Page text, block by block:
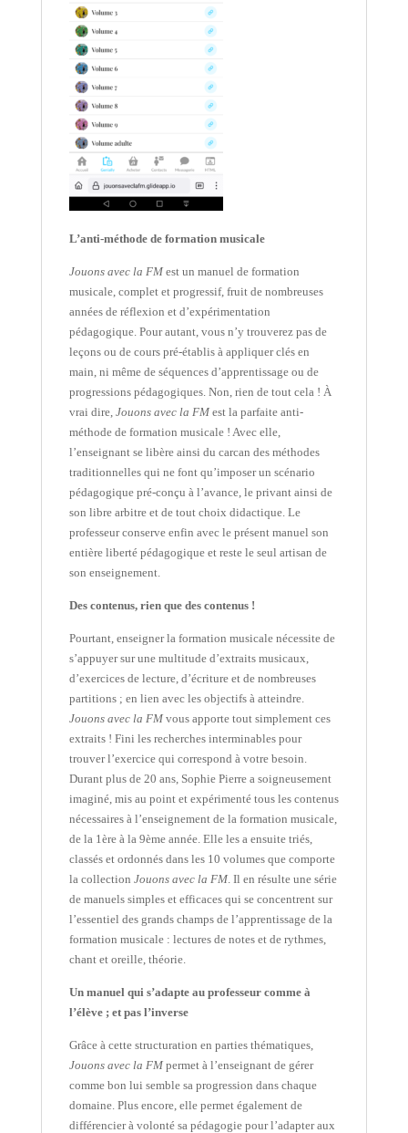
L’anti-méthode de formation musicale
Jouons avec la FMest un manuel de formation
musicale, complet et progressif, fruit de nombreuses
années de réflexion et d’expérimentation
pédagogique. Pour autant, vous n’y trouverez pas de
leçons ou de cours pré-établis à appliquer clés en
main, ni même de séquences d’apprentissage ou de
progressions pédagogiques. Non, rien de tout cela ! À
vrai dire, Jouons avec la FMest la parfaite anti-
méthode de formation musicale ! Avec elle,
l’enseignant se libère ainsi du carcan des méthodes
traditionnelles qui ne font qu’imposer un scénario
pédagogique pré-conçu à l’avance, le privant ainsi de
son libre arbitre et de tout choix didactique. Le
professeur conserve enfin avec le présent manuel son
entière liberté pédagogique et reste le seul artisan de
son enseignement.
Des contenus, rien que des contenus !
Pourtant, enseigner la formation musicale nécessite de
s’appuyer sur une multitude d’extraits musicaux,
d’exercices de lecture, d’écriture et de nombreuses
partitions ; en lien avec les objectifs à atteindre.
Jouons avec la FMvous apporte tout simplement ces
extraits ! Fini les recherches interminables pour
trouver l’exercice qui correspond à votre besoin.
Durant plus de 20 ans, Sophie Pierre a soigneusement
imaginé, mis au point et expérimenté tous les contenus
nécessaires à l’enseignement de la formation musicale,
de la 1ère à la 9ème année. Elle les a ensuite triés,
classés et ordonnés dans les 10 volumes que comporte
la collection Jouons avec la FM. Il en résulte une série
de manuels simples et efficaces qui se concentrent sur
l’essentiel des grands champs de l’apprentissage de la
formation musicale : lectures de notes et de rythmes,
chant et oreille, théorie.
Un manuel qui s’adapte au professeur comme à
l’élève ; et pas l’inverse
Grâce à cette structuration en parties thématiques,
Jouons avec la FMpermet à l’enseignant de gérer
comme bon lui semble sa progression dans chaque
domaine. Plus encore, elle permet également de
différencier à volonté sa pédagogie pour l’adapter aux